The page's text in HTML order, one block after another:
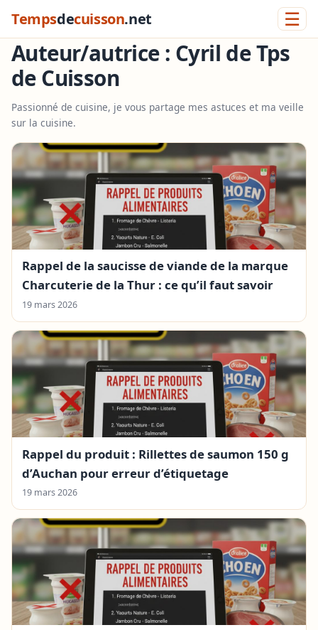
Tempsdecuisson.net ☰
Auteur/autrice : Cyril de Tps
de Cuisson
Passionné de cuisine, je vous partage mes astuces et ma veille
sur la cuisine.
Rappel de la saucisse de viande de la marque
Charcuterie de la Thur : ce qu’il faut savoir
19 mars 2026
Rappel du produit : Rillettes de saumon 150 g
d’Auchan pour erreur d’étiquetage
19 mars 2026